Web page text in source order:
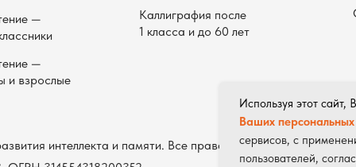
Используя этот
Ваших
сервисов, с
пользователей,
интеллекта и памяти. Все права защищены
Каллиграфия после
1 класса и до 60 лет
—
—
и взрослые